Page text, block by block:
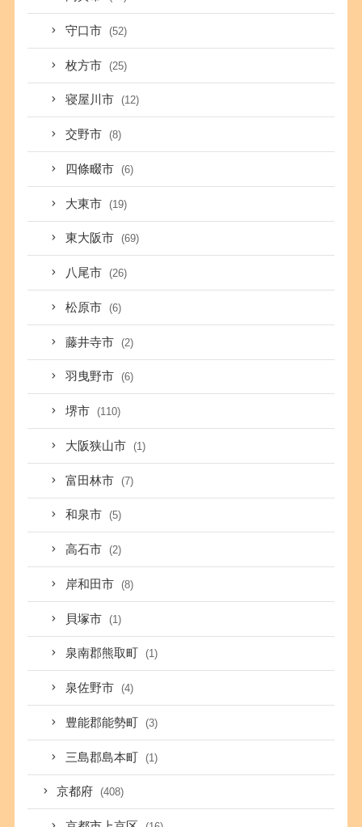
守口市 (52)
枚方市 (25)
寝屋川市 (12)
交野市 (8)
四條畷市 (6)
大東市 (19)
東大阪市 (69)
八尾市 (26)
松原市 (6)
藤井寺市 (2)
羽曳野市 (6)
堺市 (110)
大阪狭山市 (1)
富田林市 (7)
和泉市 (5)
高石市 (2)
岸和田市 (8)
貝塚市 (1)
泉南郡熊取町 (1)
泉佐野市 (4)
豊能郡能勢町 (3)
三島郡島本町 (1)
京都府 (408)